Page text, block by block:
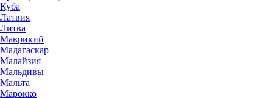
Куба
Латвия
Литва
Маврикий
Мадагаскар
Малайзия
Мальдивы
Мальта
Марокко